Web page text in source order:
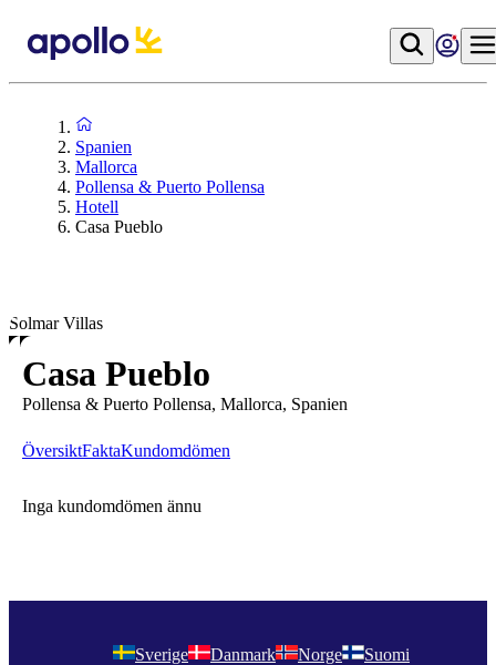
Spanien
Mallorca
Pollensa & Puerto Pollensa
Hotell
Casa Pueblo
Solmar Villas
Casa Pueblo
Pollensa & Puerto Pollensa, Mallorca, Spanien
ÖversiktFaktaKundomdömen
Inga kundomdömen ännu
Sverige Danmark Norge Suomi